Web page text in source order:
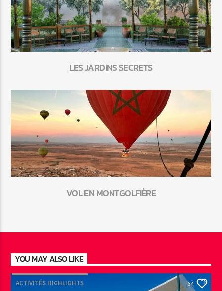
LES JARDINS SECRETS
VOL EN MONTGOLFIÈRE
YOU MAY ALSO LIKE
ACTIVITÉS HIGHLIGHTS 64